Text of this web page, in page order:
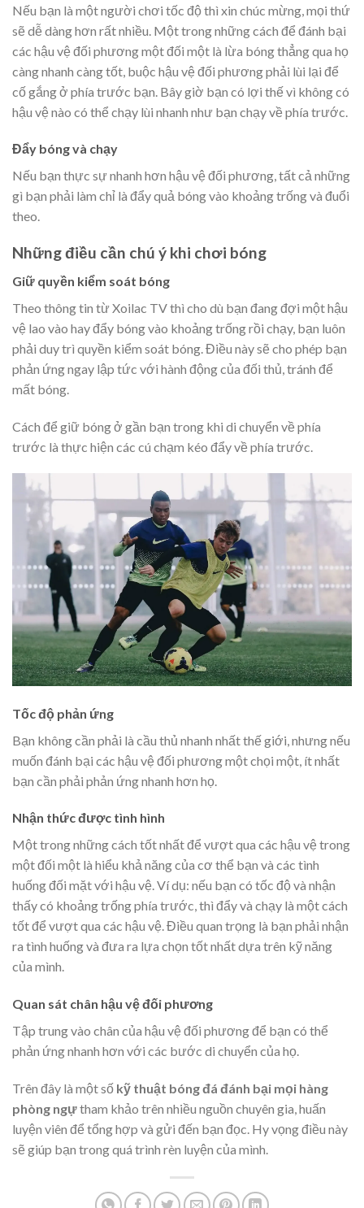
Nếu bạn là một người chơi tốc độ thì xin chúc mừng, mọi thứ
sẽ dễ dàng hơn rất nhiều. Một trong những cách để đánh bại
các hậu vệ đối phương một đối một là lừa bóng thẳng qua họ
càng nhanh càng tốt, buộc hậu vệ đối phương phải lùi lại để
cố gắng ở phía trước bạn. Bây giờ bạn có lợi thế vì không có
hậu vệ nào có thể chạy lùi nhanh như bạn chạy về phía trước.
Đẩy bóng và chạy
Nếu bạn thực sự nhanh hơn hậu vệ đối phương, tất cả những
gì bạn phải làm chỉ là đẩy quả bóng vào khoảng trống và đuổi
theo.
Những điều cần chú ý khi chơi bóng
Giữ quyền kiểm soát bóng
Theo thông tin từ Xoilac TV thì cho dù bạn đang đợi một hậu
vệ lao vào hay đẩy bóng vào khoảng trống rồi chạy, bạn luôn
phải duy trì quyền kiểm soát bóng. Điều này sẽ cho phép bạn
phản ứng ngay lập tức với hành động của đối thủ, tránh để
mất bóng.
Cách để giữ bóng ở gần bạn trong khi di chuyển về phía
trước là thực hiện các cú chạm kéo đẩy về phía trước.
Tốc độ phản ứng
Bạn không cần phải là cầu thủ nhanh nhất thế giới, nhưng nếu
muốn đánh bại các hậu vệ đối phương một chọi một, ít nhất
bạn cần phải phản ứng nhanh hơn họ.
Nhận thức được tình hình
Một trong những cách tốt nhất để vượt qua các hậu vệ trong
một đối một là hiểu khả năng của cơ thể bạn và các tình
huống đối mặt với hậu vệ. Ví dụ: nếu bạn có tốc độ và nhận
thấy có khoảng trống phía trước, thì đẩy và chạy là một cách
tốt để vượt qua các hậu vệ. Điều quan trọng là bạn phải nhận
ra tình huống và đưa ra lựa chọn tốt nhất dựa trên kỹ năng
của mình.
Quan sát chân hậu vệ đối phương
Tập trung vào chân của hậu vệ đối phương để bạn có thể
phản ứng nhanh hơn với các bước di chuyển của họ.
Trên đây là một số kỹ thuật bóng đá đánh bại mọi hàng
phòng ngựtham khảo trên nhiều nguồn chuyên gia, huấn
luyện viên để tổng hợp và gửi đến bạn đọc. Hy vọng điều này
sẽ giúp bạn trong quá trình rèn luyện của mình.